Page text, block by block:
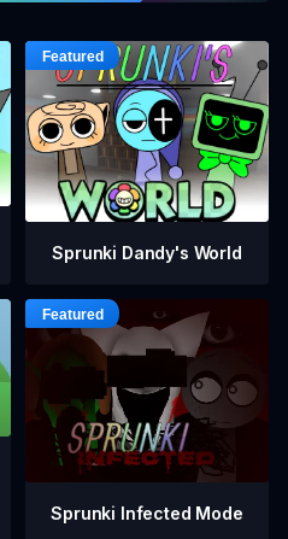
Sprunki Dandy's World
Sprunki Infected Mode